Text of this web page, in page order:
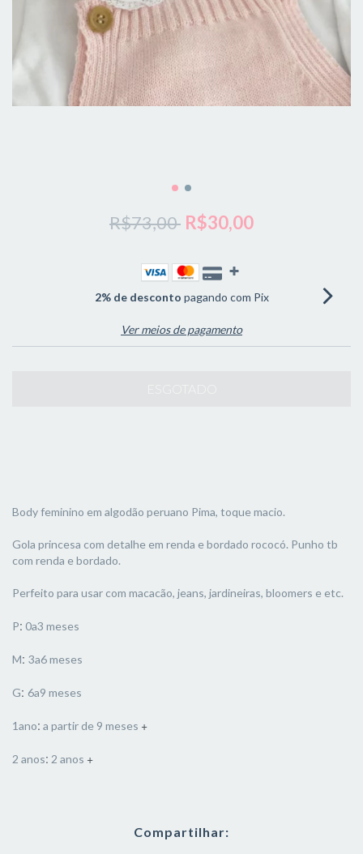
R$73,00 R$30,00
2% de desconto pagando com Pix
Ver meios de pagamento
Body feminino em algodão peruano Pima, toque macio.
Gola princesa com detalhe em renda e bordado rococó. Punho tb
com renda e bordado.
Perfeito para usar com macacão, jeans, jardineiras, bloomers e etc.
P: 0a3 meses
M: 3a6 meses
G: 6a9 meses
1ano: a partir de 9 meses +
2 anos: 2 anos +
Compartilhar: